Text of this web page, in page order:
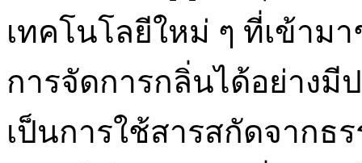
เทคโนโลยีใหม่ ๆ ที่เข้าม
การจัดการกลิ่นได้อย่างมี
เป็นการใช้สารสกัดจาก